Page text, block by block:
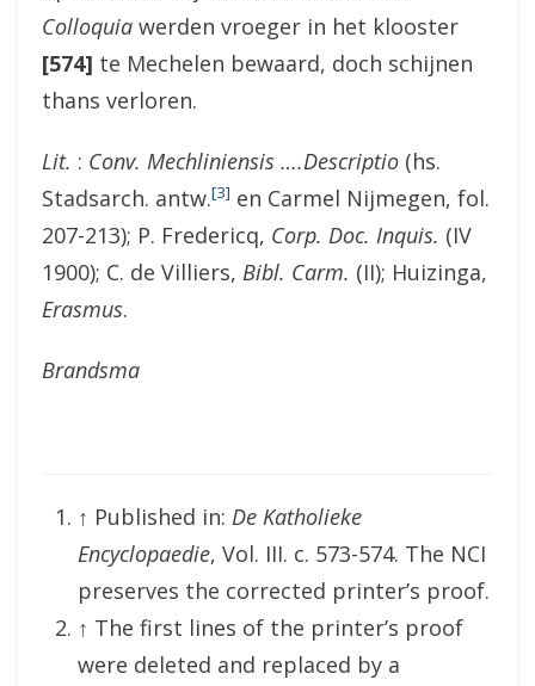
Colloquia werden vroeger in het klooster
[574] te Mechelen bewaard, doch schijnen
thans verloren.
Lit. : Conv. Mechliniensis ….Descriptio (hs.
Stadsarch. antw.[3] en Carmel Nijmegen, fol.
207-213); P. Fredericq, Corp. Doc. Inquis. (IV
1900); C. de Villiers, Bibl. Carm. (II); Huizinga,
Erasmus.
Brandsma
↑ Published in: De Katholieke
Encyclopaedie, Vol. III. c. 573-574. The NCI
preserves the corrected printer’s proof.
↑ The first lines of the printer’s proof
were deleted and replaced by a